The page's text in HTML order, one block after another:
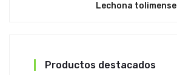
Lechona tolimense
Productos destacados